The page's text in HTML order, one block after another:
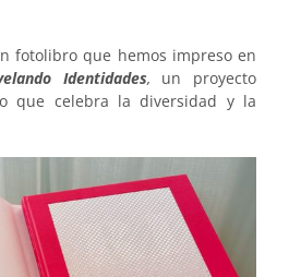
fotolibro que hemos impreso en
Identidades, un proyecto
que celebra la diversidad y la